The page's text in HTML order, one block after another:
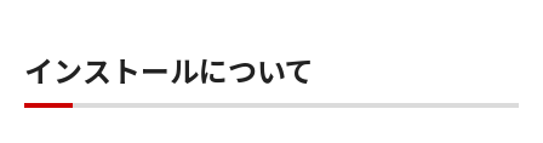
のとします。
(5) 上記にかかわらず、本契約書第2条、第4条
インストールについて